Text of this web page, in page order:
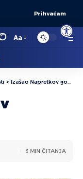
Open
Prihvaćam
Aa
> Izašao Napretkov godišnjak
3 MIN ČITANJA